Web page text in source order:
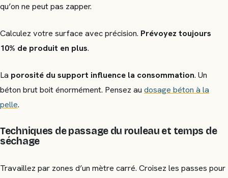
qu’on ne peut pas zapper.
Calculez votre surface avec précision. Prévoyez toujours
10% de produit en plus.
La porosité du support influence la consommation. Un
béton brut boit énormément. Pensez au dosage béton à la
pelle.
Techniques de passage du rouleau et temps de
séchage
Travaillez par zones d’un mètre carré. Croisez les passes pour